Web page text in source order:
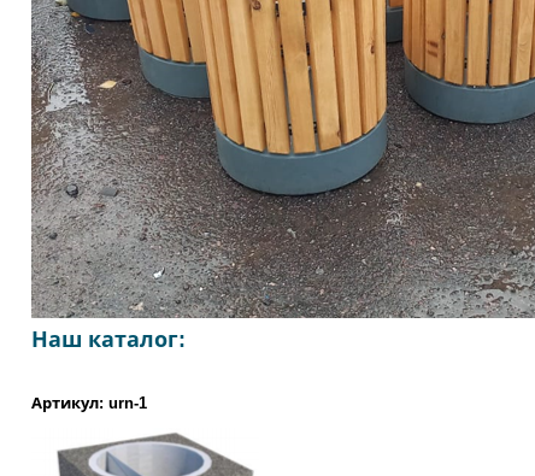
Наш каталог:
Артикул: urn-1